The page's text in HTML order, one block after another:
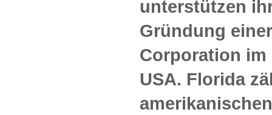
unterstützen
Gründung
Corporation im
USA. Florida